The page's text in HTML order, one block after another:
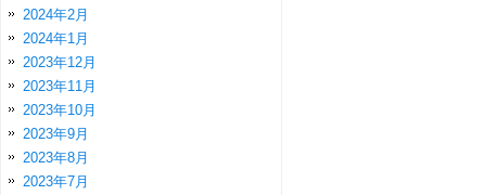
2024年2月
2024年1月
2023年12月
2023年11月
2023年10月
2023年9月
2023年8月
2023年7月